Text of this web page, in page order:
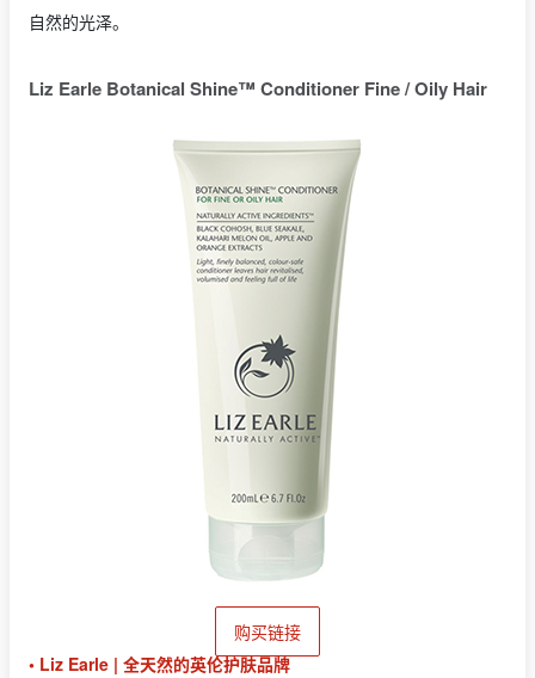
自然的光泽。
Liz Earle Botanical Shine™ Conditioner Fine / Oily Hair
购买链接
• Liz Earle | 全天然的英伦护肤品牌